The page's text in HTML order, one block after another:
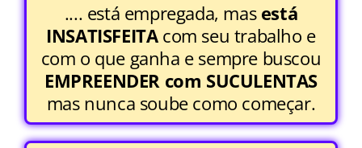
.... está empregada, mas está
INSATISFEITAcom seu trabalho e
com o que ganha e sempre buscou
EMPREENDER com SUCULENTAS
mas nunca soube como começar.